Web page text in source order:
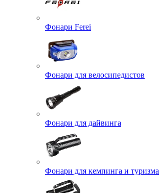
Фонари Ferei
Фонари для велосипедистов
Фонари для дайвинга
Фонари для кемпинга и туризма